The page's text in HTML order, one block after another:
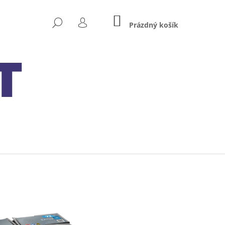
HLEDAT
PŘIHLÁŠENÍ
NÁKUPNÍ
KOŠÍK
Prázdný košík
MXS 5.0 TEST&CHARGE